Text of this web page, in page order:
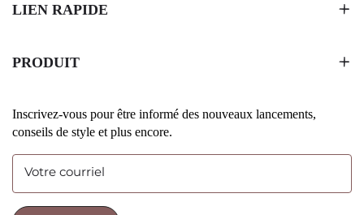
LIEN RAPIDE
PRODUIT
Inscrivez-vous pour être informé des nouveaux lancements,
conseils de style et plus encore.
Votre courriel